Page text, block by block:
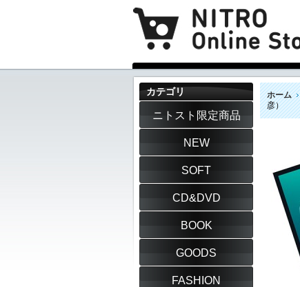
ホーム
彦）
カテゴリ
ニトスト限定商品
NEW
SOFT
CD&DVD
BOOK
GOODS
FASHION